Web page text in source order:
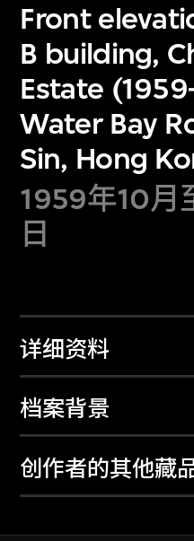
Front
B building,
Estate
Water Bay
Sin, Hong
1959年10月
日
详细资料
档案背景
创作者的其他藏